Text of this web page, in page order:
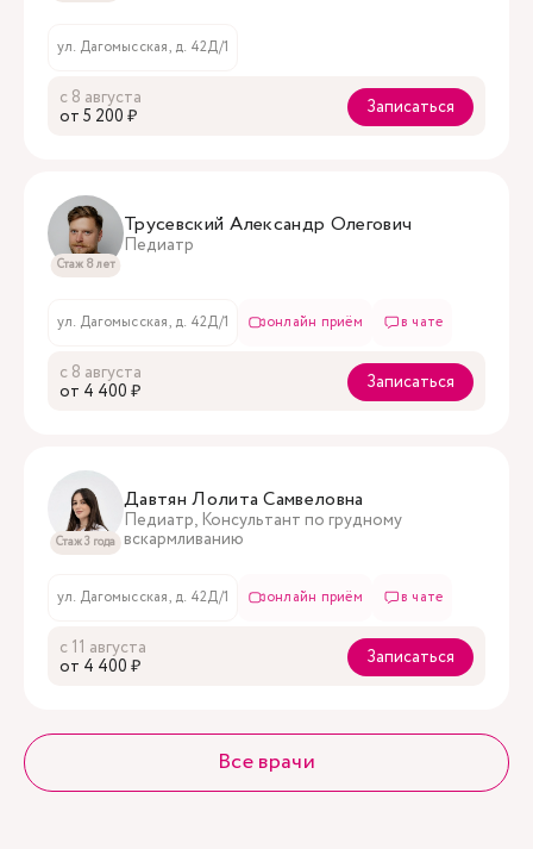
ул. Дагомысская, д. 42Д/1
с 8 августа
oт 5 200 ₽
Записаться
Стаж 8 лет
Трусевский Александр Олегович
Педиатр
ул. Дагомысская, д. 42Д/1 онлайн приём в чате
с 8 августа
oт 4 400 ₽
Записаться
Стаж 3 года
Давтян Лолита Самвеловна
Педиатр, Консультант по грудному
вскармливанию
ул. Дагомысская, д. 42Д/1 онлайн приём в чате
с 11 августа
oт 4 400 ₽
Записаться
Все врачи